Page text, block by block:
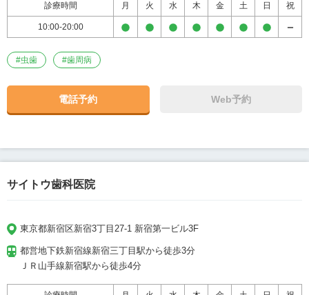
診療時間 月 火 水 木 金 土 日 祝
10:00-20:00
#虫歯 #歯周病
電話予約 Web予約
サイトウ歯科医院
東京都新宿区新宿3丁目27-1 新宿第一ビル3F
都営地下鉄新宿線新宿三丁目駅から徒歩3分
ＪＲ山手線新宿駅から徒歩4分